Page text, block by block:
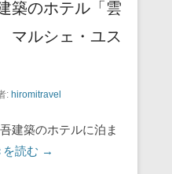
築のホテル「雲
ルシェ・ユス
: hiromitravel
建築のホテルに泊ま
を読む →